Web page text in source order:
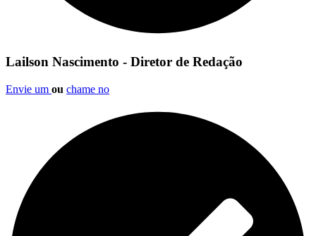
Lailson Nascimento - Diretor de Redação
Envie um ou chame no